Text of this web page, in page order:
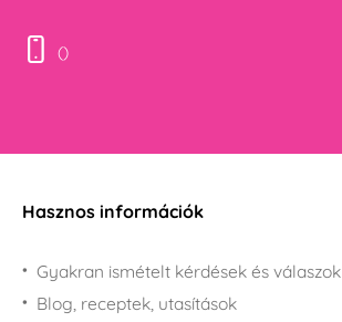
()
Hasznos információk
Gyakran ismételt kérdések és válaszok
Blog, receptek, utasítások